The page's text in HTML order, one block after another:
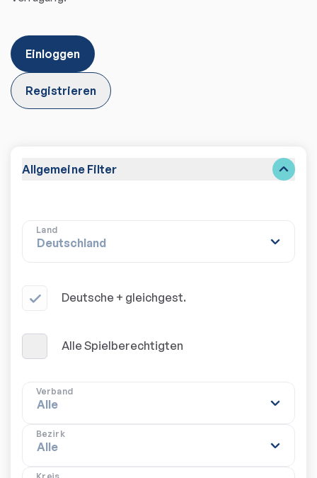
Einloggen
Registrieren
Allgemeine Filter
Land
Deutsche + gleichgest.
Alle Spielberechtigten
Verband
Bezirk